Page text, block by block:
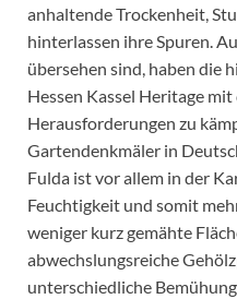
anhaltende Trockenheit,
hinterlassen ihre Spuren.
übersehen sind, haben die
Hessen Kassel Heritage
Herausforderungen zu
Gartendenkmäler in
Fulda ist vor allem in der
Feuchtigkeit und somit
weniger kurz gemähte
abwechslungsreiche
unterschiedliche